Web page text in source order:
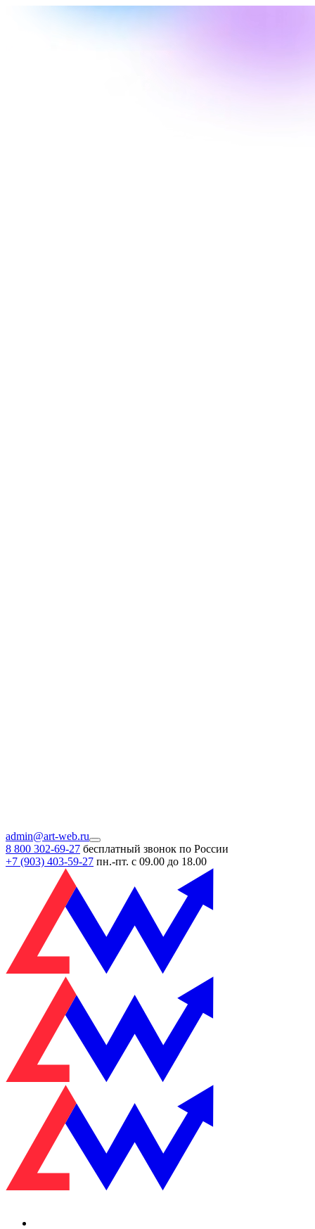
admin@art-web.ru
8 800 302-69-27 бесплатный звонок по России
+7 (903) 403-59-27 пн.-пт. с 09.00 до 18.00